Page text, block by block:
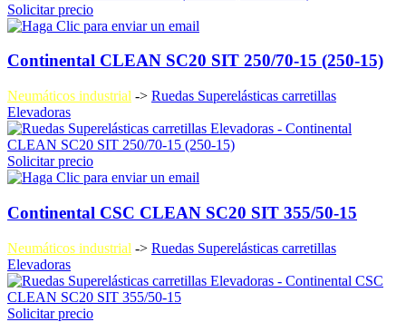
Solicitar precio
Continental CLEAN SC20 SIT 250/70-15 (250-15)
Neumáticos industrial -> Ruedas Superelásticas carretillas
Elevadoras
Solicitar precio
Continental CSC CLEAN SC20 SIT 355/50-15
Neumáticos industrial -> Ruedas Superelásticas carretillas
Elevadoras
Solicitar precio